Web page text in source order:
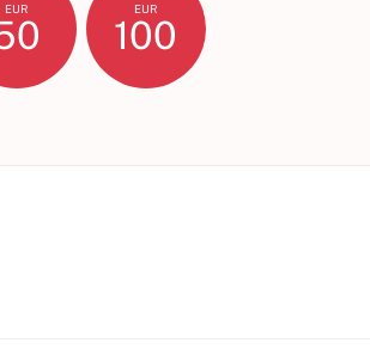
EUR EUR
100